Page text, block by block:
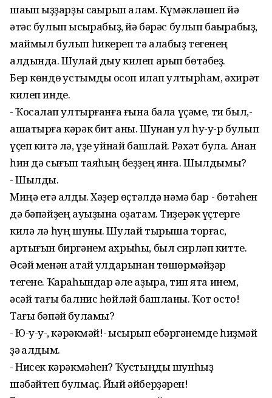
шаҡып ҡыҙҙарҙы саҡырып алам. Күмәкләшеп йә
әтәс булып ҡысҡырабыҙ, йә бәрәс булып баҡырабыҙ,
маймыл булып һикереп тә алабыҙ тегенең
алдында. Шулай дыу килеп арып бөтәбеҙ.
Бер көндө ҡустымды ҡосоп илап ултырһам, әхирәт
килеп инде.
- Ҡосаҡлап ултырғанға ғына бала үҫәме, ти был,-
ашатырға кәрәк бит аны. Шунан ул һу-у-р булып
үҫеп китә лә, үҙе уйнай башлай. Рәхәт була. Анан
һин дә сығып таяһың беҙҙең янға. Шылдымы?
- Шылды.
Миңә етә ҡалды. Хәҙер өҫтәлдә нәмә бар - бөтәһен
дә бәпәйҙең ауыҙына оҙатам. Тиҙерәк үҫтерге
килә лә һуң шуны. Шулай тырыша торғас,
артығын биргәнем ахрыһы, был сирләп китте.
Әсәй менән атай ҡулдарынан төшөрмәйҙәр
тегене. Ҡараһындар әле аҙыраҡ, тип ята инем,
әсәй тағы балнис һөйләй башланы. Ҡот осто!
Тағы бәпәй буламы?
- Ю-у-у-ҡ, кәрәкмәй!- ҡысҡырып ебәргәнемде һиҙмәй
ҙә ҡалдым.
- Нисек кәрәкмәһен? Ҡустыңды шунһыҙ
шәбәйтеп булмаҫ. Йый әйберҙәрен!